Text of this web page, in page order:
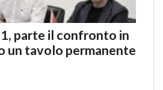
1, parte il confronto in
un tavolo permanente